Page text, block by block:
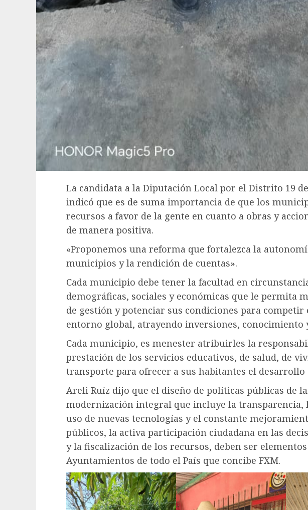
La candidata a la Diputación Local por el Distrito 19
indicó que es de suma importancia de que los
recursos a favor de la gente en cuanto a obras y
de manera positiva.
«Proponemos una reforma que fortalezca la
municipios y la rendición de cuentas».
Cada municipio debe tener la facultad en
demográficas, sociales y económicas que le permita
de gestión y potenciar sus condiciones para competir
entorno global, atrayendo inversiones, conocimiento
Cada municipio, es menester atribuirles la
prestación de los servicios educativos, de salud, de
transporte para ofrecer a sus habitantes el desarrollo
Areli Ruíz dijo que el diseño de políticas públicas de
modernización integral que incluye la transparencia,
uso de nuevas tecnologías y el constante
públicos, la activa participación ciudadana en las
y la fiscalización de los recursos, deben ser
Ayuntamientos de todo el País que concibe FXM.